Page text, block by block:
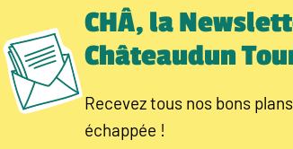
CHÂ, la
Châteaudun
Recevez tous nos bons
échappée !